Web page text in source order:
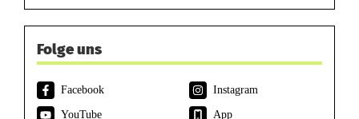
Folge uns
Facebook
Instagram
YouTube
App